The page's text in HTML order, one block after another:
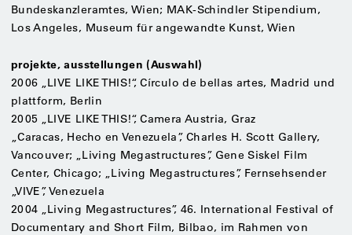
Bundeskanzleramtes, Wien; MAK-Schindler Stipendium,
Los Angeles, Museum für angewandte Kunst, Wien
projekte, ausstellungen (Auswahl)
2006 „LIVE LIKE THIS!“, Círculo de bellas artes, Madrid und
plattform, Berlin
2005 „LIVE LIKE THIS!“, Camera Austria, Graz
„Caracas, Hecho en Venezuela”, Charles H. Scott Gallery,
Vancouver; „Living Megastructures”, Gene Siskel Film
Center, Chicago; „Living Megastructures”, Fernsehsender
„VIVE”, Venezuela
2004 „Living Megastructures”, 46. International Festival of
Documentary and Short Film, Bilbao, im Rahmen von